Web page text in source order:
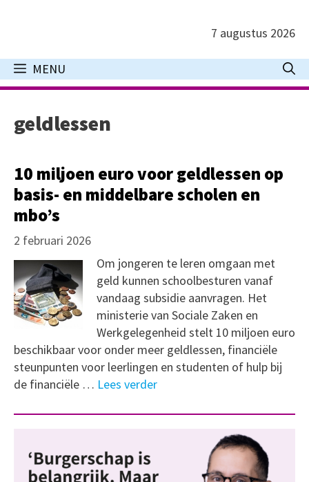
inhoud
7 augustus 2026
MENU
geldlessen
10 miljoen euro voor geldlessen op
basis- en middelbare scholen en
mbo’s
2 februari 2026
Om jongeren te leren omgaan met
geld kunnen schoolbesturen vanaf
vandaag subsidie aanvragen. Het
ministerie van Sociale Zaken en
Werkgelegenheid stelt 10 miljoen euro
beschikbaar voor onder meer geldlessen, financiële
steunpunten voor leerlingen en studenten of hulp bij
de financiële … Lees verder